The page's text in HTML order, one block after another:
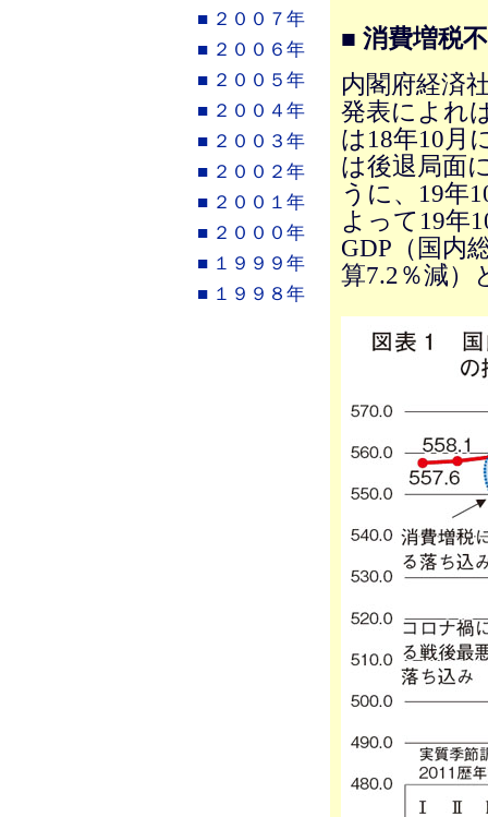
■ ２００７年
■ ２００６年
■ ２００５年
■ ２００４年
■ ２００３年
■ ２００２年
■ ２００１年
■ ２０００年
■ １９９９年
■ １９９８年
■ 消費増税
内閣府経済
発表によれ
は18年10月
は後退局面
うに、19年
よって19年
GDP（国内
算7.2％減）